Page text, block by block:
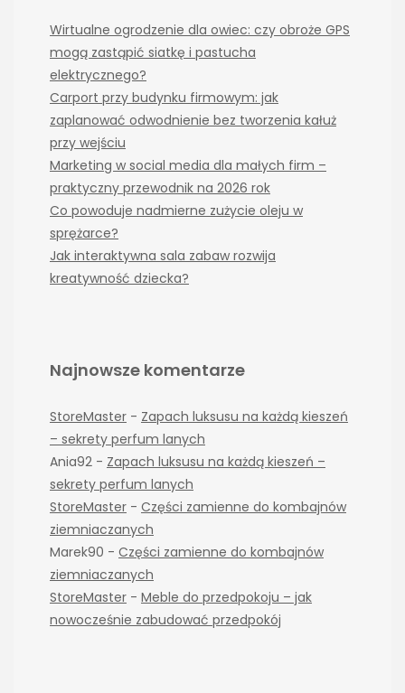
Wirtualne ogrodzenie dla owiec: czy obroże GPS
mogą zastąpić siatkę i pastucha
elektrycznego?
Carport przy budynku firmowym: jak
zaplanować odwodnienie bez tworzenia kałuż
przy wejściu
Marketing w social media dla małych firm –
praktyczny przewodnik na 2026 rok
Co powoduje nadmierne zużycie oleju w
sprężarce?
Jak interaktywna sala zabaw rozwija
kreatywność dziecka?
Najnowsze komentarze
StoreMaster - Zapach luksusu na każdą kieszeń
– sekrety perfum lanych
Ania92 - Zapach luksusu na każdą kieszeń –
sekrety perfum lanych
StoreMaster - Części zamienne do kombajnów
ziemniaczanych
Marek90 - Części zamienne do kombajnów
ziemniaczanych
StoreMaster - Meble do przedpokoju – jak
nowocześnie zabudować przedpokój